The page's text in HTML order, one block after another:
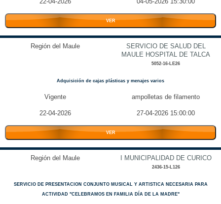
VER
Región del Maule
SERVICIO DE SALUD DEL
MAULE HOSPITAL DE TALCA
5052-16-LE26
Adquisición de cajas plásticas y menajes varios
Vigente ampolletas de filamento
22-04-2026 27-04-2026 15:00:00
VER
Región del Maule I MUNICIPALIDAD DE CURICO
2436-15-L126
SERVICIO DE PRESENTACION CONJUNTO MUSICAL Y ARTISTICA NECESARIA PARA
ACTIVIDAD "CELEBRAMOS EN FAMILIA DÍA DE LA MADRE"